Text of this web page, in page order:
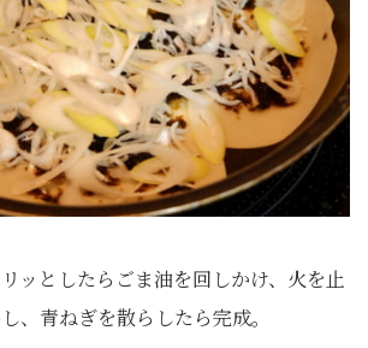
ッとしたらごま油を回しかけ、火を止
、青ねぎを散らしたら完成。